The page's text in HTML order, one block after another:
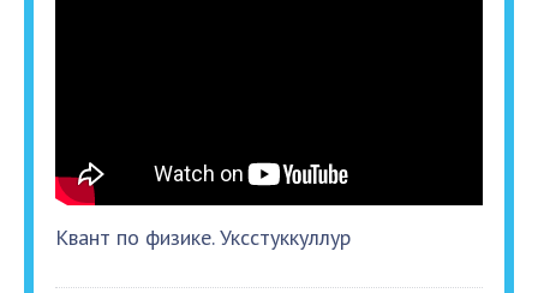
Квант по физике. Уксстуккуллур